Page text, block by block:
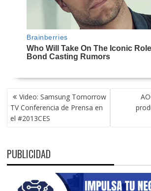
NAVEGACIÓN
DE
ENTRADAS
Video: Samsung Tomorrow
TV Conferencia de Prensa en
el #2013CES
PUBLICIDAD